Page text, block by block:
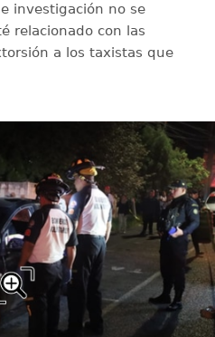
investigación no se
relacionado con las
a los taxistas que